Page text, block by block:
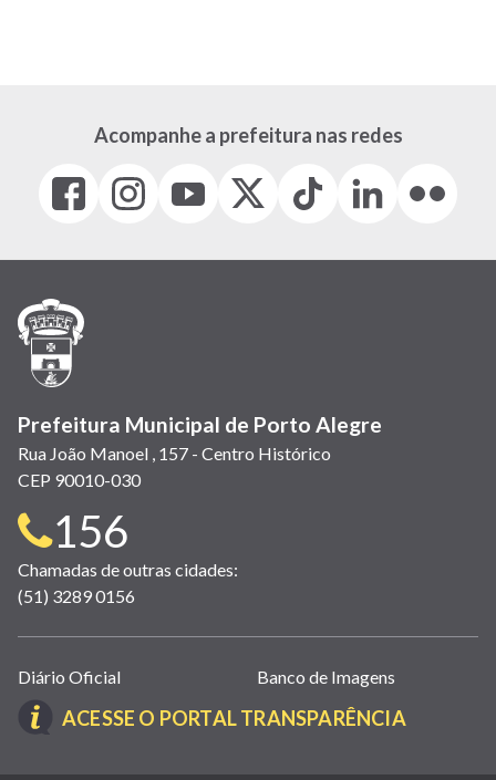
Acompanhe a prefeitura nas redes
Facebook
(link
em
janela)
Instagram
(link
em
(link
em
(Antigo
(link
Tiktok
(link
em
LinkedIn
(link
em
(link
em
Prefeitura Municipal de Porto Alegre
Rua João Manoel , 157 - Centro Histórico
CEP 90010-030
Telefone
para
contato:
156
Chamadas de outras cidades:
(51) 3289 0156
Links
úteis
(abrem
Diário Oficial Banco de Imagens
ACESSE O PORTAL TRANSPARÊNCIA(LINK